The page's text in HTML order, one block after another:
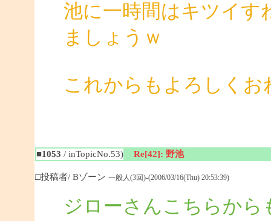
池に一時間はキツイす
ましょうｗ
これからもよろしく
■1053 / inTopicNo.53) Re[42]: 野池
□投稿者/ Bゾーン 一般人(3回)-(2006/03/16(Thu) 20:53:39)
ジローさんこちらか